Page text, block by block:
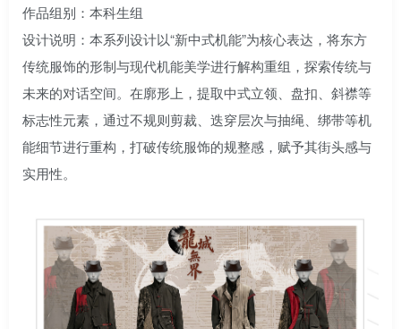
作品组别：本科生组
设计说明：本系列设计以“新中式机能”为核心表达，将东方
传统服饰的形制与现代机能美学进行解构重组，探索传统与
未来的对话空间。在廓形上，提取中式立领、盘扣、斜襟等
标志性元素，通过不规则剪裁、迭穿层次与抽绳、绑带等机
能细节进行重构，打破传统服饰的规整感，赋予其街头感与
实用性。